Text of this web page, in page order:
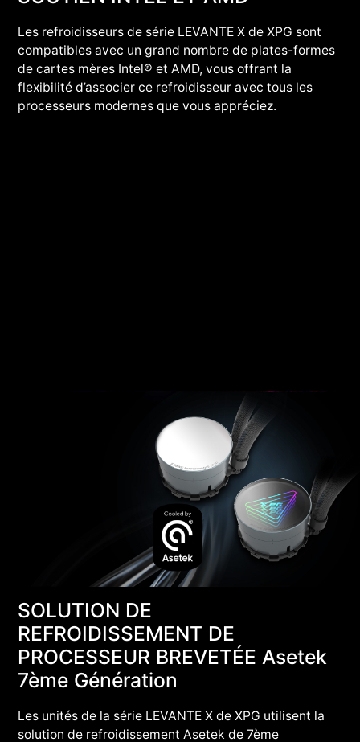
Les refroidisseurs de série LEVANTE X de XPG sont
compatibles avec un grand nombre de plates-formes
de cartes mères Intel® et AMD, vous offrant la
flexibilité d’associer ce refroidisseur avec tous les
processeurs modernes que vous appréciez.
SOLUTION DE
REFROIDISSEMENT DE
PROCESSEUR BREVETÉE Asetek
7ème Génération
Les unités de la série LEVANTE X de XPG utilisent la
solution de refroidissement Asetek de 7ème